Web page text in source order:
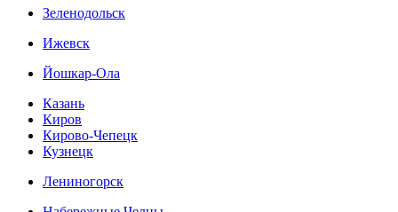
Зеленодольск
Ижевск
Йошкар-Ола
Казань
Киров
Кирово-Чепецк
Кузнецк
Лениногорск